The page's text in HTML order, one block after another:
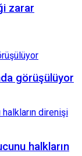
zarar
görüşülüyor
halkların